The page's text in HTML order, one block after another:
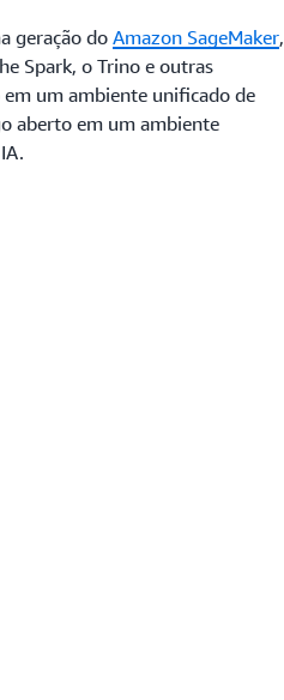
geração doAmazon SageMaker,
Spark, o Trino e outras
um ambiente unificado de
aberto em um ambiente